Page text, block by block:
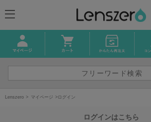
Lenszero マイページ ログイン
ログインはこちら